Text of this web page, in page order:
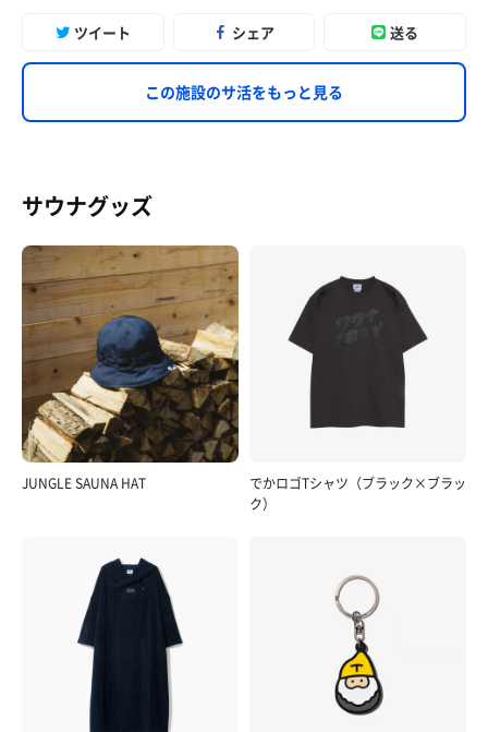
ツイート シェア 送る
この施設のサ活をもっと見る
サウナグッズ
JUNGLE SAUNA HAT
でかロゴTシャツ（ブラック×ブラッ
ク）